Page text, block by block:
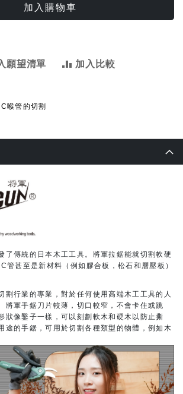
加入購物車
願望清單 加入比較
喉管的切割
了傳統的日本木工工具。將軍拉鋸能就切割軟硬
管甚至是新材料（例如膠合板，松石和層壓板）
割行業的專業，對於任何使用高端木工工具的人
將軍手鋸刀片較薄，切口較窄，不會卡住或跳
狀像鑿子一樣，可以刻劃軟木和硬木以防止撕
途的手鋸，可用於切割各種類型的物體，例如木